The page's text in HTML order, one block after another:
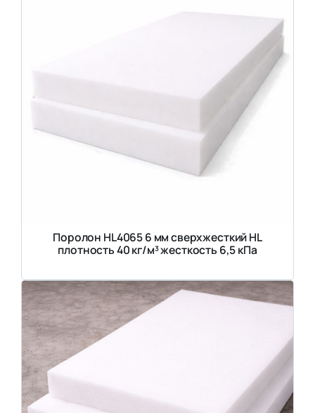
Поролон HL4065 6 мм сверхжесткий HL
плотность 40 кг/м³ жесткость 6,5 кПа